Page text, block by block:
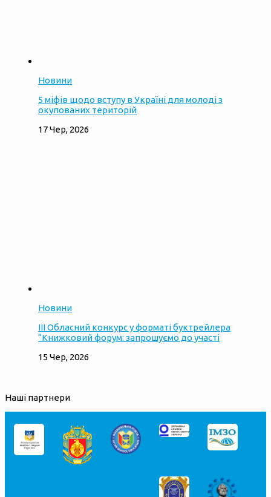
Новини
5 міфів щодо вступу в Україні для молоді з
окупованих територій
17 Чер, 2026
Новини
ІІІ Обласний конкурс у форматі буктрейлера
“Книжковий форум: запрошуємо до участі
15 Чер, 2026
Наші партнери